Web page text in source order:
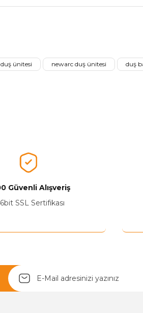
ünitesi newarc duş ünitesi duş
Güvenli Alışveriş
SSL Sertifikası